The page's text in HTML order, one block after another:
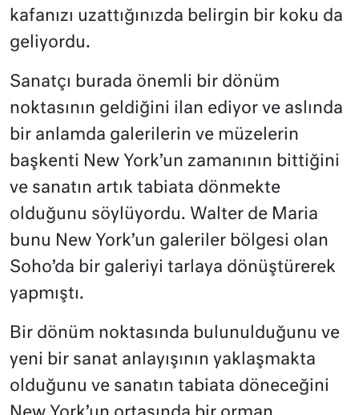
kafanızı uzattığınızda belirgin bir koku da
geliyordu.
Sanatçı burada önemli bir dönüm
noktasının geldiğini ilan ediyor ve aslında
bir anlamda galerilerin ve müzelerin
başkenti New York’un zamanının bittiğini
ve sanatın artık tabiata dönmekte
olduğunu söylüyordu. Walter de Maria
bunu New York’un galeriler bölgesi olan
Soho’da bir galeriyi tarlaya dönüştürerek
yapmıştı.
Bir dönüm noktasında bulunulduğunu ve
yeni bir sanat anlayışının yaklaşmakta
olduğunu ve sanatın tabiata döneceğini